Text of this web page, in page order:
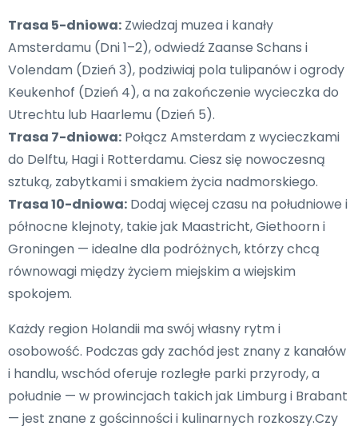
Trasa 5-dniowa: Zwiedzaj muzea i kanały
Amsterdamu (Dni 1–2), odwiedź Zaanse Schans i
Volendam (Dzień 3), podziwiaj pola tulipanów i ogrody
Keukenhof (Dzień 4), a na zakończenie wycieczka do
Utrechtu lub Haarlemu (Dzień 5).
Trasa 7-dniowa: Połącz Amsterdam z wycieczkami
do Delftu, Hagi i Rotterdamu. Ciesz się nowoczesną
sztuką, zabytkami i smakiem życia nadmorskiego.
Trasa 10-dniowa: Dodaj więcej czasu na południowe i
północne klejnoty, takie jak Maastricht, Giethoorn i
Groningen — idealne dla podróżnych, którzy chcą
równowagi między życiem miejskim a wiejskim
spokojem.
Każdy region Holandii ma swój własny rytm i
osobowość. Podczas gdy zachód jest znany z kanałów
i handlu, wschód oferuje rozległe parki przyrody, a
południe — w prowincjach takich jak Limburg i Brabant
— jest znane z gościnności i kulinarnych rozkoszy.Czy